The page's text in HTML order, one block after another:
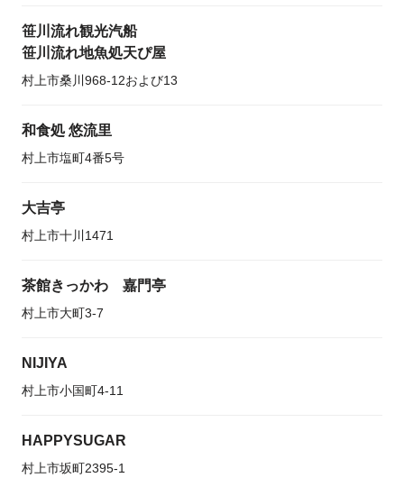
笹川流れ観光汽船
笹川流れ地魚処天ぴ屋
村上市桑川968-12および13
和食処 悠流里
村上市塩町4番5号
大吉亭
村上市十川1471
茶館きっかわ 嘉門亭
村上市大町3-7
NIJIYA
村上市小国町4-11
HAPPYSUGAR
村上市坂町2395-1